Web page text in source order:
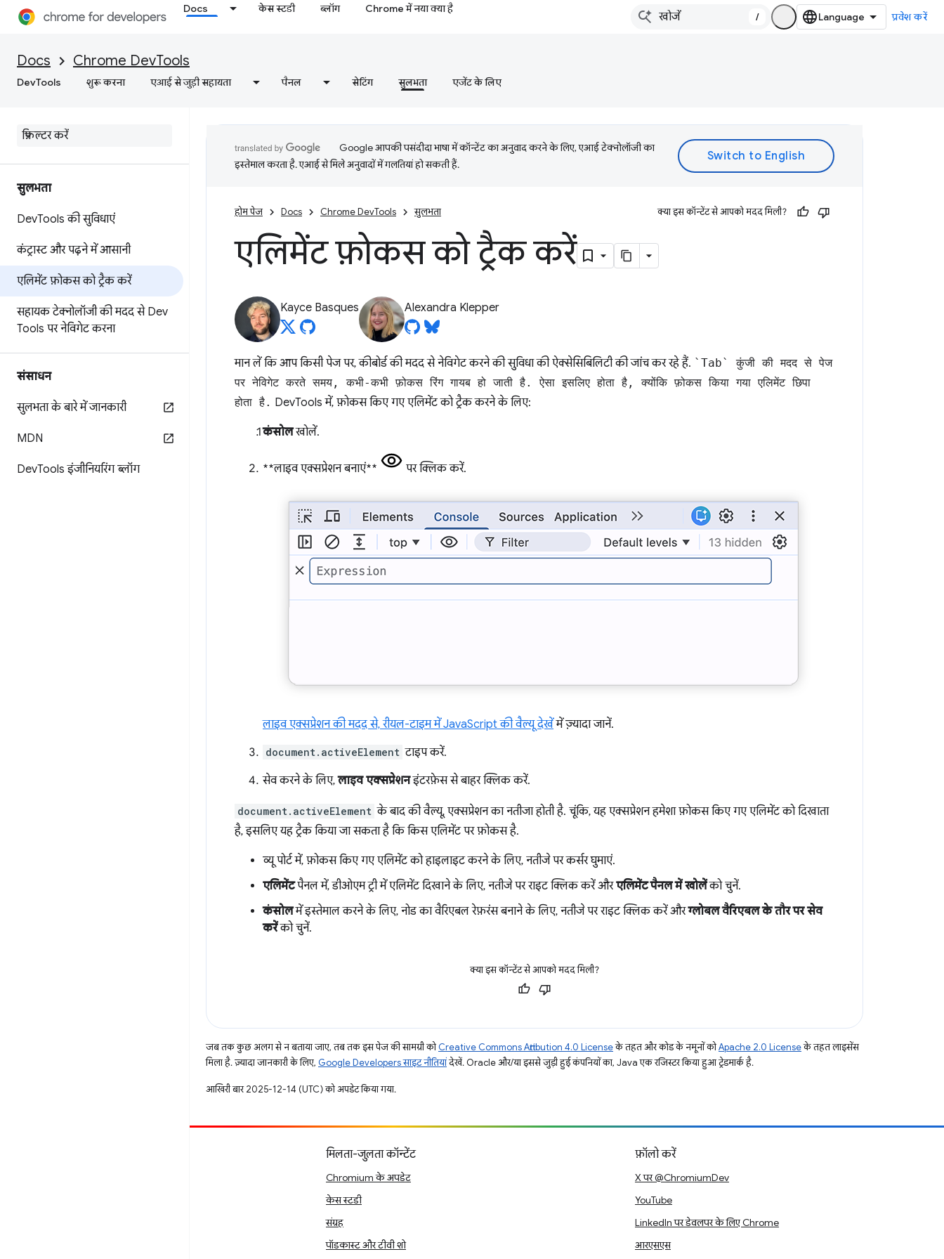
Docs केस स्टडी ब्लॉग Chrome में नया क्या है
/ प्रवेश करें
Docs Chrome DevTools
DevTools शुरू करना एआई से जुड़ी सहायता पैनल सेटिंग सुलभता एजेंट के लिए
सुलभता
DevTools की सुविधाएं
कंट्रास्ट और पढ़ने में आसानी
एलिमेंट फ़ोकस को ट्रैक करें
सहायक टेक्नोलॉजी की मदद से Dev
Tools पर नेविगेट करना
संसाधन
सुलभता के बारे में जानकारी
MDN
DevTools इंजीनियरिंग ब्लॉग
Google आपकी पसंदीदा भाषा में कॉन्टेंट का अनुवाद करने के लिए, एआई टेक्नोलॉजी का
इस्तेमाल करता है. एआई से मिले अनुवादों में गलतियां हो सकती हैं.
होम पेज Docs Chrome DevTools सुलभता क्या इस कॉन्टेंट से आपको मदद मिली?
एलिमेंट फ़ोकस को ट्रैक करें
Kayce Basques Alexandra Klepper
मान लें कि आप किसी पेज पर, कीबोर्ड की मदद से नेविगेट करने की सुविधा की ऐक्सेसिबिलिटी की जांच कर रहे हैं. `Tab` कुंजी की मदद से पेज
पर नेविगेट करते समय, कभी-कभी फ़ोकस रिंग गायब हो जाती है. ऐसा इसलिए होता है, क्योंकि फ़ोकस किया गया एलिमेंट छिपा
होता है. DevTools में, फ़ोकस किए गए एलिमेंट को ट्रैक करने के लिए:
कंसोलखोलें.
**लाइव एक्सप्रेशन बनाएं** पर क्लिक करें.
लाइव एक्सप्रेशन की मदद से, रीयल-टाइम में JavaScript की वैल्यू देखेंमें ज़्यादा जानें.
document.activeElement टाइप करें.
सेव करने के लिए,लाइव एक्सप्रेशनइंटरफ़ेस से बाहर क्लिक करें.
document.activeElement के बाद की वैल्यू, एक्सप्रेशन का नतीजा होती है. चूंकि, यह एक्सप्रेशन हमेशा फ़ोकस किए गए एलिमेंट को दिखाता
है, इसलिए यह ट्रैक किया जा सकता है कि किस एलिमेंट पर फ़ोकस है.
व्यू पोर्ट में, फ़ोकस किए गए एलिमेंट को हाइलाइट करने के लिए, नतीजे पर कर्सर घुमाएं.
एलिमेंटपैनल में, डीओएम ट्री में एलिमेंट दिखाने के लिए, नतीजे पर राइट क्लिक करें औरएलिमेंट पैनल में खोलेंको चुनें.
कंसोलमें इस्तेमाल करने के लिए, नोड का वैरिएबल रेफ़रंस बनाने के लिए, नतीजे पर राइट क्लिक करें औरग्लोबल वैरिएबल के तौर पर सेव
करेंको चुनें.
क्या इस कॉन्टेंट से आपको मदद मिली?
जब तक कुछ अलग से न बताया जाए, तब तक इस पेज की सामग्री कोCreative Commons Attribution 4.0 Licenseके तहत और कोड के नमूनों कोApache 2.0 Licenseके तहत लाइसेंस
मिला है. ज़्यादा जानकारी के लिए, Google Developers साइट नीतियांदेखें. Oracle और/या इससे जुड़ी हुई कंपनियों का, Java एक रजिस्टर किया हुआ ट्रेडमार्क है.
आखिरी बार 2025-12-14 (UTC) को अपडेट किया गया.
मिलता-जुलता कॉन्टेंट
Chromium के अपडेट
केस स्टडी
संग्रह
पॉडकास्ट और टीवी शो
फ़ॉलो करें
X पर @ChromiumDev
YouTube
LinkedIn पर डेवलपर के लिए Chrome
आरएसएस